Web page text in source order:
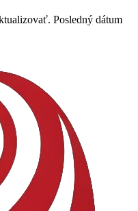
Posledný dátum